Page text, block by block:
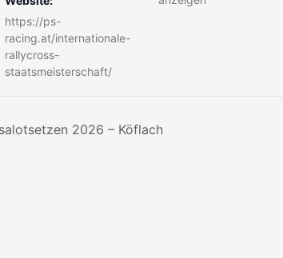
https://ps-
racing.at/internationale-
rallycross-
staatsmeisterschaft/
2026 – Köflach